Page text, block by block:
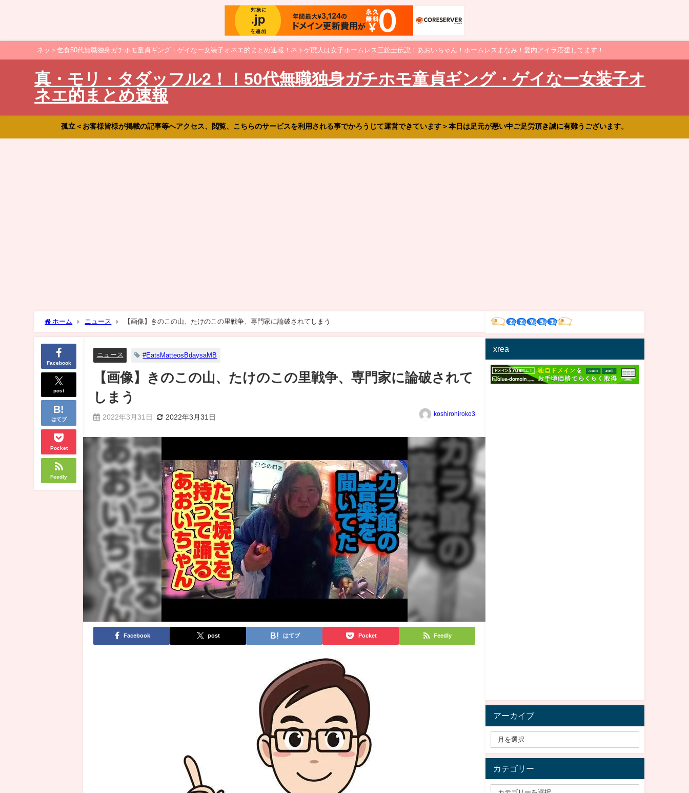
ネット乞食50代無職独身ガチホモ童貞ギング・ゲイなー女装子オネエ的まとめ速報！ネトゲ廃人は女子ホームレス三銃士伝説！あおいちゃん！ホームレスまなみ！愛内アイラ応援してます！
真・モリ・タダッフル2！！50代無職独身ガチホモ童貞ギング・ゲイなー女装子オ
ネエ的まとめ速報
孤立＜お客様皆様が掲載の記事等へアクセス、閲覧、こちらのサービスを利用される事でかろうじて運営できています＞本日は足元が悪い中ご足労頂き誠に有難うございます。
ホーム ニュース 【画像】きのこの山、たけのこの里戦争、専門家に論破されてしまう
Facebook
post
はてブ
Pocket
Feedly
ニュース #EatsMatteosBdaysaMB
【画像】きのこの山、たけのこの里戦争、専門家に論破されて
しまう
2022年3月31日 2022年3月31日 koshirohiroko3
Facebook post はてブ Pocket Feedly
xrea
アーカイブ
カテゴリー